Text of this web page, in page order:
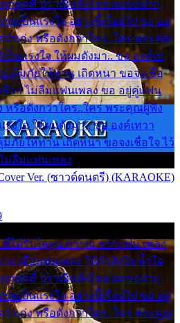
ทุกทุกที่ ปราณีหลั่งไหล ผมขอฝาก
ดเป็นแรงใจ อย่างนี้เรื่อยไป ขอ อยู่
ว่าเก่ง หรือดังกว่าใคร..ใคร พระคุณ
ป็นแรงใจ ให้ผมดังมา.. ขอ องค์เท
คุ้มภัยให้ท่าน เถิดหนา ขอจงเชื่อ
ชีวา ไม่ลืมแฟนเพลง ขอ อยู่คู่แฟน
หรือดังกว่าใคร..ใคร พระคุณผู้ฟัง
งใจ ให้ผมดังมา.. ขอ องค์เทวา
ภัยให้ท่าน เถิดหนา ขอจงเชื่อใจ ไว้
ม่ลืมแฟนเพลง
Ver. (ซาวด์ดนตรี) (KARAOKE)
ได้รับไออุ่น การุณ จากแฟน เพลง
ง เมื่อแฟนเพลง ให้กำลังใจ น้ำใจ
ทุกทุกที่ ปราณีหลั่งไหล ผมขอฝาก
ดเป็นแรงใจ อย่างนี้เรื่อยไป ขอ อยู่
ว่าเก่ง หรือดังกว่าใคร..ใคร พระคุณ